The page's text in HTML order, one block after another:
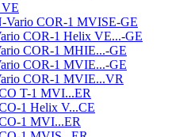
Vario COR-1 MVISE-GE
COR-1 Helix VE...-GE
COR-1 MHIE...-GE
COR-1 MVIE...-GE
COR-1 MVIE...VR
T-1 MVI...ER
1 Helix V...CE
1 MVI...ER